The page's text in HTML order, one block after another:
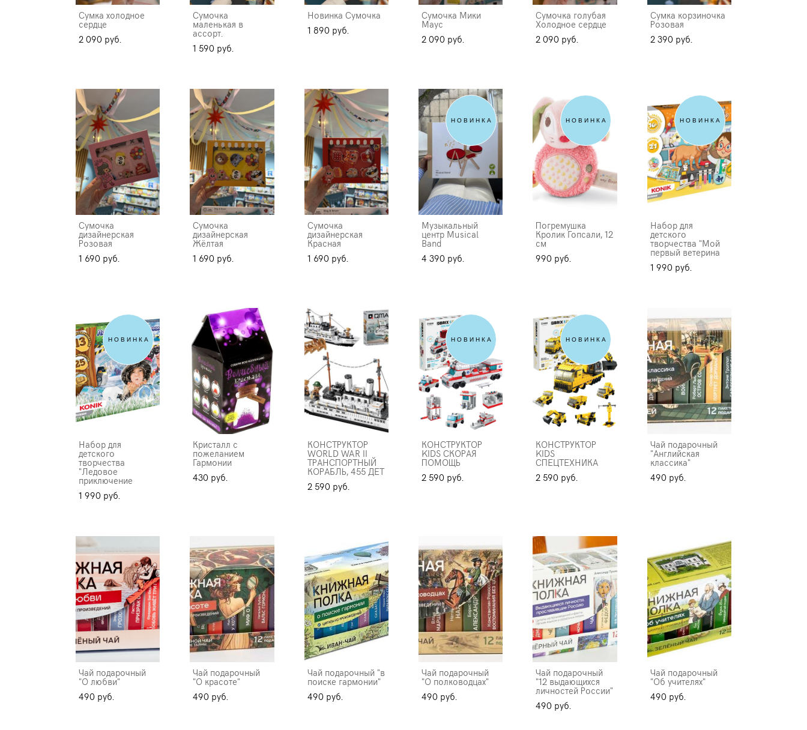
Сумка холодное
сердце
2 090 pуб.
Сумочка
маленькая в
ассорт.
1 590 pуб.
Новинка Сумочка
1 890 pуб.
Сумочка Мики
Маус
2 090 pуб.
Сумочка голубая
Холодное сердце
2 090 pуб.
Сумка корзиночка
Розовая
2 390 pуб.
Сумочка
дизайнерская
Розовая
1 690 pуб.
Сумочка
дизайнерская
Жёлтая
1 690 pуб.
Сумочка
дизайнерская
Красная
1 690 pуб.
НОВИНКА
Музыкальный
центр Musical
Band
4 390 pуб.
НОВИНКА
Погремушка
Кролик Гопсали, 12
см
990 pуб.
НОВИНКА
Набор для
детского
творчества "Мой
первый ветерина
1 990 pуб.
НОВИНКА
Набор для
детского
творчества
"Ледовое
приключение
1 990 pуб.
Кристалл с
пожеланием
Гармонии
430 pуб.
КОНСТРУКТОР
WORLD WAR II
ТРАНСПОРТНЫЙ
КОРАБЛЬ, 455 ДЕТ
2 590 pуб.
НОВИНКА
КОНСТРУКТОР
KIDS СКОРАЯ
ПОМОЩЬ
2 590 pуб.
НОВИНКА
КОНСТРУКТОР
KIDS
СПЕЦТЕХНИКА
2 590 pуб.
Чай подарочный
"Английская
классика"
490 pуб.
Чай подарочный
"О любви"
490 pуб.
Чай подарочный
"О красоте"
490 pуб.
Чай подарочный "в
поиске гармонии"
490 pуб.
Чай подарочный
"О полководцах"
490 pуб.
Чай подарочный
"12 выдающихся
личностей России"
490 pуб.
Чай подарочный
"Об учителях"
490 pуб.